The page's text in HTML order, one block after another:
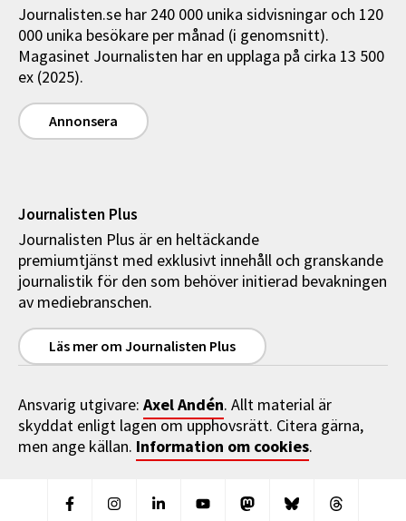
Journalisten.se har 240 000 unika sidvisningar och 120
000 unika besökare per månad (i genomsnitt).
Magasinet Journalisten har en upplaga på cirka 13 500
ex (2025).
Annonsera
Journalisten Plus
Journalisten Plus är en heltäckande
premiumtjänst med exklusivt innehåll och granskande
journalistik för den som behöver initierad bevakningen
av mediebranschen.
Läs mer om Journalisten Plus
Ansvarig utgivare: Axel Andén. Allt material är
skyddat enligt lagen om upphovsrätt. Citera gärna,
men ange källan. Information om cookies.
Facebook InstagramLinkedinYoutubeMastodonBluesky